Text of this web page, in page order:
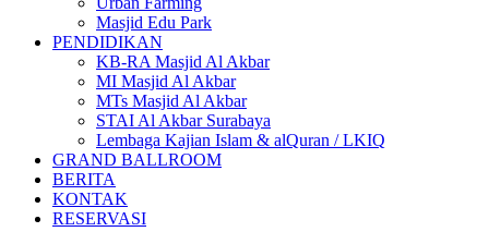
Masjid Edu Park
PENDIDIKAN
KB-RA Masjid Al Akbar
MI Masjid Al Akbar
MTs Masjid Al Akbar
STAI Al Akbar Surabaya
Lembaga Kajian Islam & alQuran / LKIQ
GRAND BALLROOM
BERITA
KONTAK
RESERVASI